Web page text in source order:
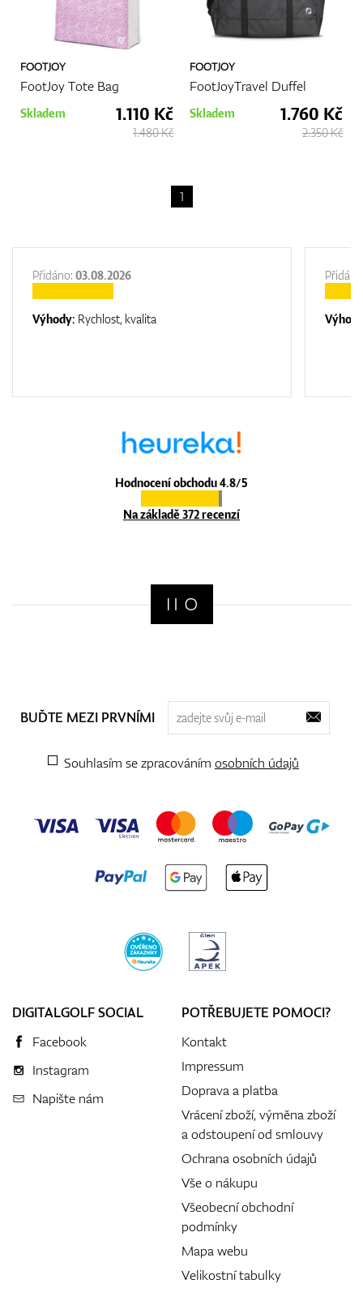
Dárkové poukazy
FOOTJOY
FootJoy Tote Bag
Skladem 1.110 Kč
1.480 Kč
FOOTJOY
FootJoyTravel Duffel
Skladem 1.760 Kč
2.350 Kč
1
Hodnocení obchodu 4.8/5
Na základě 372 recenzí
Přidáno: 03.08.2026
Výhody: Rychlost, kvalita
BUĎTE MEZI PRVNÍMI
Souhlasím se zpracováním osobních údajů
DIGITALGOLF SOCIAL
Facebook
Instagram
Napište nám
POTŘEBUJETE POMOCI?
Kontakt
Impressum
Doprava a platba
Vrácení zboží, výměna zboží
a odstoupení od smlouvy
Ochrana osobních údajů
Vše o nákupu
Všeobecní obchodní
podmínky
Mapa webu
Velikostní tabulky